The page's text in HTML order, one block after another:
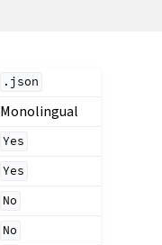
.json
Monolingual
Yes
Yes
No
No